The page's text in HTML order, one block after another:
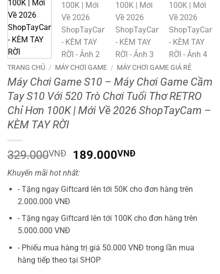
TRANG CHỦ / MÁY CHƠI GAME / MÁY CHƠI GAME GIÁ RẺ
Máy Chơi Game S10 – Máy Chơi Game Cầm
Tay S10 Với 520 Trò Chơi Tuổi Thơ RETRO
Chỉ Hơn 100K | Mới Về 2026 ShopTayCam –
KÈM TAY RỜI
329.000VNĐ
Giá
gốc
là:
329.000VNĐ.
189.000VNĐGiá
là:
Khuyến mãi hot nhất:
- Tặng ngay Giftcard lên tới 50K cho đơn hàng trên
2.000.000 VNĐ
- Tặng ngay Giftcard lên tới 100K cho đơn hàng trên
5.000.000 VNĐ
- Phiếu mua hàng trị giá 50.000 VNĐ trong lần mua
hàng tiếp theo tại SHOP